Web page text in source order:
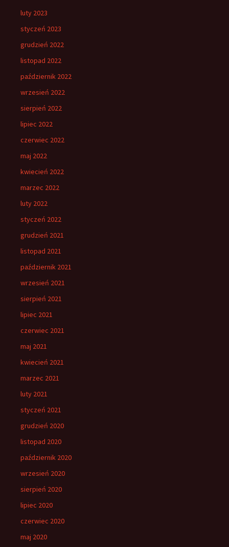
luty 2023
styczeń 2023
grudzień 2022
listopad 2022
październik 2022
wrzesień 2022
sierpień 2022
lipiec 2022
czerwiec 2022
maj 2022
kwiecień 2022
marzec 2022
luty 2022
styczeń 2022
grudzień 2021
listopad 2021
październik 2021
wrzesień 2021
sierpień 2021
lipiec 2021
czerwiec 2021
maj 2021
kwiecień 2021
marzec 2021
luty 2021
styczeń 2021
grudzień 2020
listopad 2020
październik 2020
wrzesień 2020
sierpień 2020
lipiec 2020
czerwiec 2020
maj 2020